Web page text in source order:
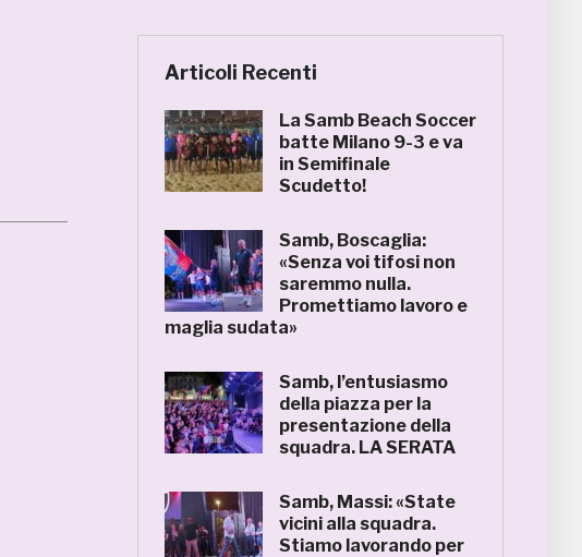
Articoli Recenti
La Samb Beach Soccer
batte Milano 9-3 e va
in Semifinale
Scudetto!
Samb, Boscaglia:
«Senza voi tifosi non
saremmo nulla.
Promettiamo lavoro e
maglia sudata»
Samb, l’entusiasmo
della piazza per la
presentazione della
squadra. LA SERATA
Samb, Massi: «State
vicini alla squadra.
Stiamo lavorando per